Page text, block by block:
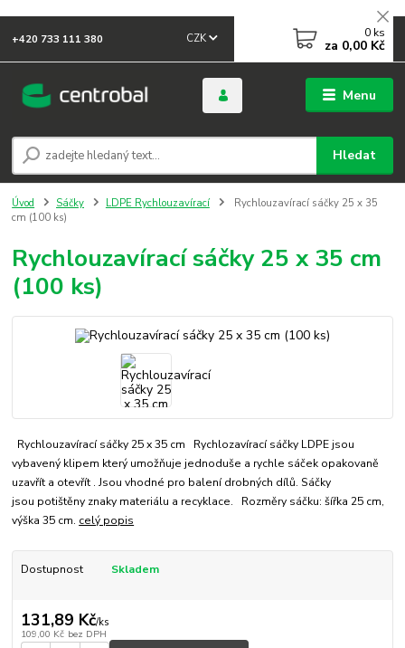
Menu
CZK
Hledat
+420 733 111 380 0 ks
za 0,00 Kč
Úvod Sáčky LDPE Rychlouzavírací
Rychlouzavírací sáčky 25 x 35
cm (100 ks)
Rychlouzavírací sáčky 25 x 35 cm
(100 ks)
Rychlouzavírací sáčky 25 x 35 cm Rychlozavírací sáčky LDPE jsou
vybavený klipem který umožňuje jednoduše a rychle sáček opakovaně
uzavřít a otevřít . Jsou vhodné pro balení drobných dílů. Sáčky
jsou potištěny znaky materiálu a recyklace. Rozměry sáčku: šířka 25 cm,
výška 35 cm. celý popis
Dostupnost Skladem
131,89 Kč/ks
109,00 Kč bez DPH